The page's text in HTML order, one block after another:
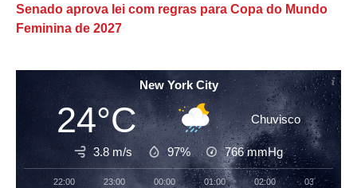
Senado aprova lei com regras para Copa do Mundo
Feminina de 2027
New York City
24°C Chuvisco
3.8 m/s 97% 766mmHg
22:00 23:00 00:00 01:00 02:00 03:00